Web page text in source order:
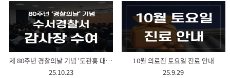
제 80주년 경찰의날 기념 '도관홍 대표원장' 감사장 수여식
25.10.23
10월 의료진 토요일 진료 안내
25.9.29